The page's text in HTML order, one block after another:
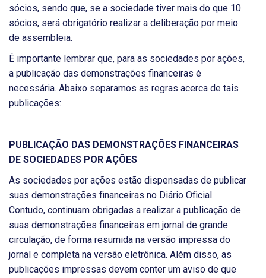
sócios, sendo que, se a sociedade tiver mais do que 10
sócios, será obrigatório realizar a deliberação por meio
de assembleia.
É importante lembrar que, para as sociedades por ações,
a publicação das demonstrações financeiras é
necessária. Abaixo separamos as regras acerca de tais
publicações:
PUBLICAÇÃO DAS DEMONSTRAÇÕES FINANCEIRAS
DE SOCIEDADES POR AÇÕES
As sociedades por ações estão dispensadas de publicar
suas demonstrações financeiras no Diário Oficial.
Contudo, continuam obrigadas a realizar a publicação de
suas demonstrações financeiras em jornal de grande
circulação, de forma resumida na versão impressa do
jornal e completa na versão eletrônica. Além disso, as
publicações impressas devem conter um aviso de que